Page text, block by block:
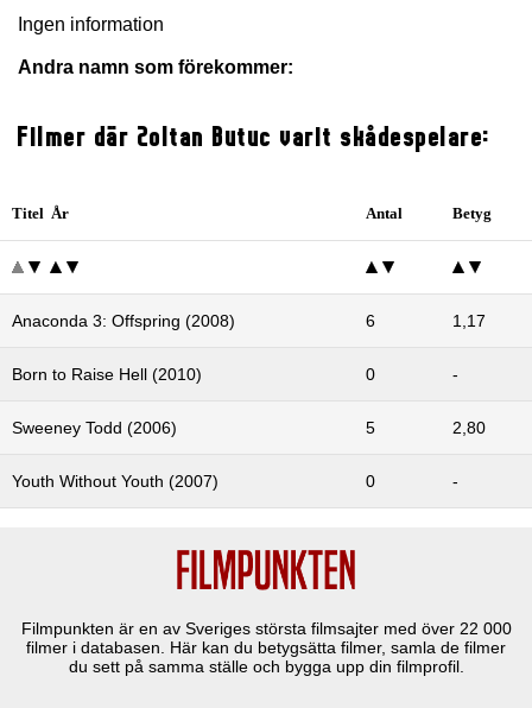
Ingen information
Andra namn som förekommer:
Filmer där Zoltan Butuc varit skådespelare:
Titel År Antal Betyg
Anaconda 3: Offspring (2008) 6 1,17
Born to Raise Hell (2010) 0 -
Sweeney Todd (2006) 5 2,80
Youth Without Youth (2007) 0 -
Filmpunkten är en av Sveriges största filmsajter med över 22 000
filmer i databasen. Här kan du betygsätta filmer, samla de filmer
du sett på samma ställe och bygga upp din filmprofil.